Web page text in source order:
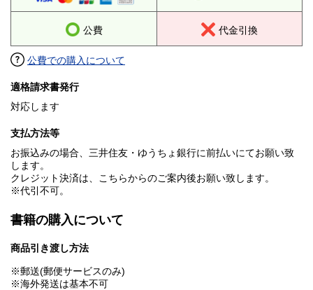
公費 代金引換
公費での購入について
適格請求書発行
対応します
支払方法等
お振込みの場合、三井住友・ゆうちょ銀行に前払いにてお願い致
します。
クレジット決済は、こちらからのご案内後お願い致します。
※代引不可。
書籍の購入について
商品引き渡し方法
※郵送(郵便サービスのみ)
※海外発送は基本不可